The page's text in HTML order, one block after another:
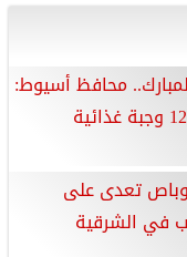
محافظ أسيوط:
تعدى على
في الشرقية